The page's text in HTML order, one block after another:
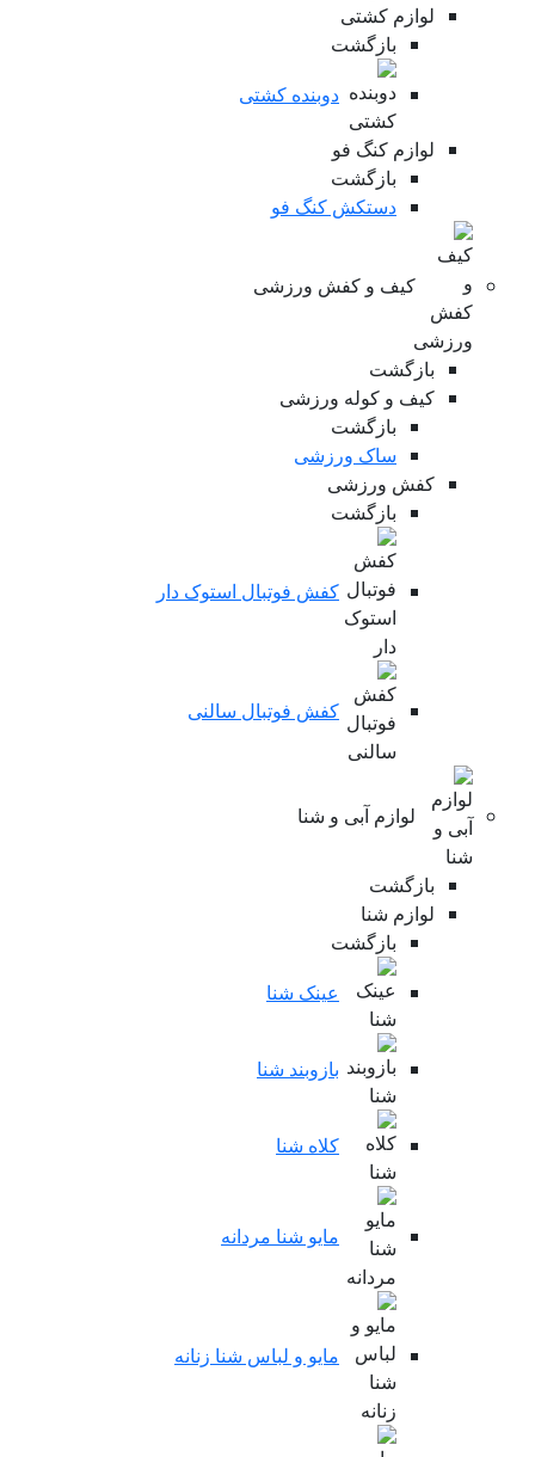
لوازم کشتی
بازگشت
دوبنده کشتی
لوازم کنگ فو
بازگشت
دستکش کنگ فو
کیف و کفش ورزشی
بازگشت
کیف و کوله ورزشی
بازگشت
ساک ورزشی
کفش ورزشی
بازگشت
کفش فوتبال استوک دار
کفش فوتبال سالنی
لوازم آبی و شنا
بازگشت
لوازم شنا
بازگشت
عینک شنا
بازوبند شنا
کلاه شنا
مایو شنا مردانه
مایو و لباس شنا زنانه